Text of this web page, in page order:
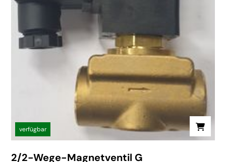
verfügbar
2/2-Wege-Magnetventil G